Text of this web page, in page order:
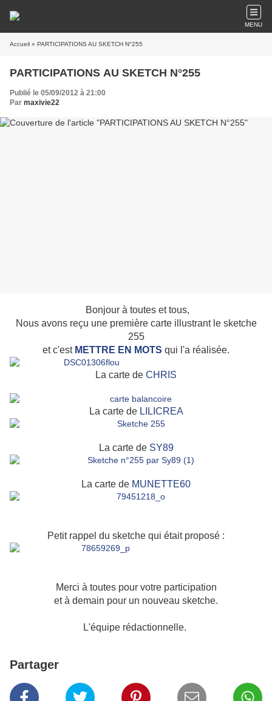
MENU
Accueil » PARTICIPATIONS AU SKETCH N°255
PARTICIPATIONS AU SKETCH N°255
Publié le 05/09/2012 à 21:00
Par maxivie22
Bonjour à toutes et tous,
Nous avons reçu une première carte illustrant le sketche
255
et c'est METTRE EN MOTS qui l'a réalisée.
La carte de CHRIS
La carte de LILICREA
La carte de SY89
La carte de MUNETTE60
Petit rappel du sketche qui était proposé :
Merci à toutes pour votre participation
et à demain pour un nouveau sketche.
L'équipe rédactionnelle.
Partager